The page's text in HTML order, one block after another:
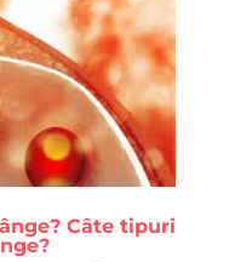
Câte tipuri